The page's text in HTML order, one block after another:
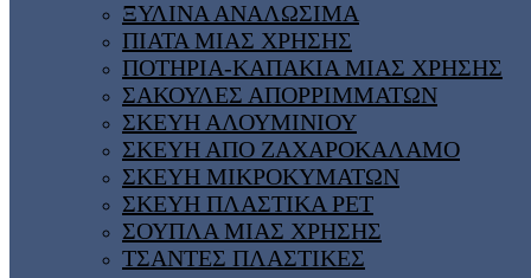
ΞΥΛΙΝΑ ΑΝΑΛΩΣΙΜΑ
ΠΙΑΤΑ ΜΙΑΣ ΧΡΗΣΗΣ
ΠΟΤΗΡΙΑ-ΚΑΠΑΚΙΑ ΜΙΑΣ ΧΡΗΣΗΣ
ΣΑΚΟΥΛΕΣ ΑΠΟΡΡΙΜΜΑΤΩΝ
ΣΚΕΥΗ ΑΛΟΥΜΙΝΙΟΥ
ΣΚΕΥΗ ΑΠΟ ΖΑΧΑΡΟΚΑΛΑΜΟ
ΣΚΕΥΗ ΜΙΚΡΟΚΥΜΑΤΩΝ
ΣΚΕΥΗ ΠΛΑΣΤΙΚΑ PET
ΣΟΥΠΛΑ ΜΙΑΣ ΧΡΗΣΗΣ
ΤΣΑΝΤΕΣ ΠΛΑΣΤΙΚΕΣ